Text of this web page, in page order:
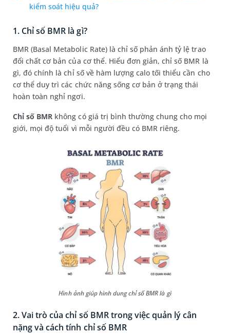
kiểm soát hiệu quả?
1. Chỉ số BMR là gì?
BMR (Basal Metabolic Rate) là chỉ số phản ánh tỷ lệ trao
đổi chất cơ bản của cơ thể. Hiểu đơn giản, chỉ số BMR là
gì, đó chính là chỉ số về hàm lượng calo tối thiểu cần cho
cơ thể duy trì các chức năng sống cơ bản ở trạng thái
hoàn toàn nghỉ ngơi.
Chỉ số BMR không có giá trị bình thường chung cho mọi
giới, mọi độ tuổi vì mỗi người đều có BMR riêng.
Hình ảnh giúp hình dung chỉ số BMR là gì
2. Vai trò của chỉ số BMR trong việc quản lý cân
nặng và cách tính chỉ số BMR